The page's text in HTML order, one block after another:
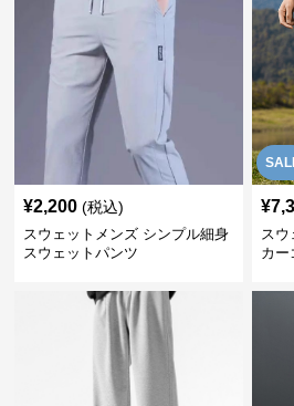
¥2,200 (税込)
スウェットメンズ シンプル細身
スウェットパンツ
¥
スウ
カー